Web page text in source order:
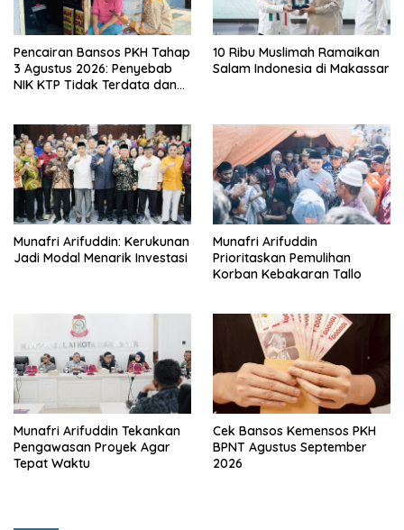
Pencairan Bansos PKH Tahap
3 Agustus 2026: Penyebab
NIK KTP Tidak Terdata dan
10 Ribu Muslimah Ramaikan
Salam Indonesia di Makassar
Munafri Arifuddin: Kerukunan
Jadi Modal Menarik Investasi
Munafri Arifuddin
Prioritaskan Pemulihan
Korban Kebakaran Tallo
Munafri Arifuddin Tekankan
Pengawasan Proyek Agar
Tepat Waktu
Cek Bansos Kemensos PKH
BPNT Agustus September
2026